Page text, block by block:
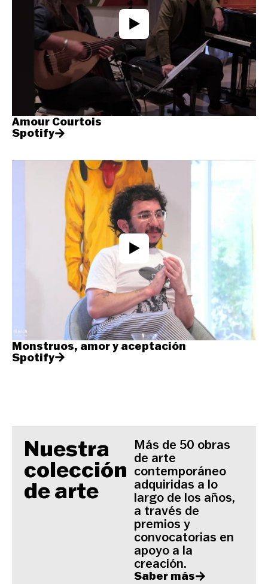
Amour Courtois
Spotify
Monstruos, amor y aceptación
Spotify
Nuestra
colección
de arte
Más de 50 obras
de arte
contemporáneo
adquiridas a lo
largo de los años,
a través de
premios y
convocatorias en
apoyo a la
creación.
Saber más